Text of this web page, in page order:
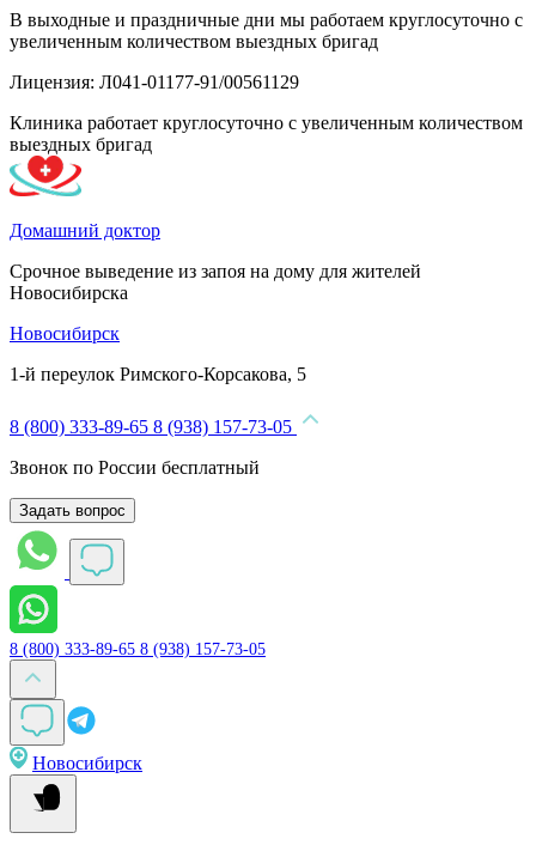
В выходные и праздничные дни мы работаем круглосуточно с
увеличенным количеством выездных бригад
Лицензия: Л041-01177-91/00561129
Клиника работает круглосуточно с увеличенным количеством
выездных бригад
Домашний доктор
Срочное выведение из запоя на дому для жителей
Новосибирска
Новосибирск
1-й переулок Римского-Корсакова, 5
8 (800) 333-89-65 8 (938) 157-73-05
Звонок по России бесплатный
Задать вопрос
8 (800) 333-89-65 8 (938) 157-73-05
Новосибирск